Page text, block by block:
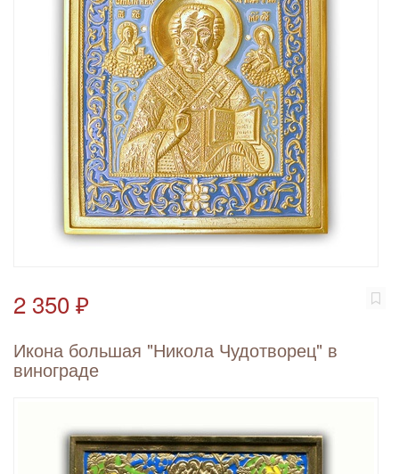
2 350 ₽
Икона большая "Никола Чудотворец" в
винограде